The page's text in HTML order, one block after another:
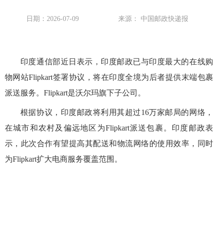
日期：2026-07-09 来源： 中国邮政快递报
印度通信部近日表示，印度邮政已与印度最大的在线购
物网站Flipkart签署协议，将在印度全境为后者提供末端包裹
派送服务。Flipkart是沃尔玛旗下子公司。
根据协议，印度邮政将利用其超过16万家邮局的网络，
在城市和农村及偏远地区为Flipkart派送包裹。印度邮政表
示，此次合作有望提高其配送和物流网络的使用效率，同时
为Flipkart扩大电商服务覆盖范围。